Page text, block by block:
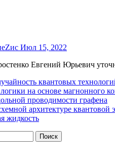
Июл 15, 2022
Евгений Юрьевич
квантовых
на основе магнонного
проводимости графена
архитектуре квантовой
жидкость